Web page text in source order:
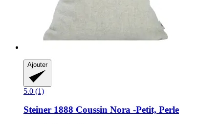
Ajouter
5.0 (1)
Steiner 1888 Coussin Nora -​Petit, Perle